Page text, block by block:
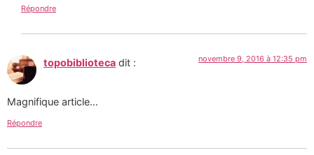
Répondre
topobiblioteca dit : novembre 9, 2016 à 12:35 pm
Magnifique article…
Répondre